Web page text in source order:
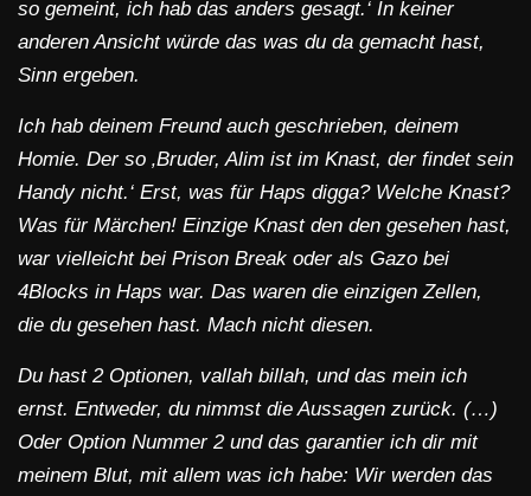
so gemeint, ich hab das anders gesagt.‘ In keiner
anderen Ansicht würde das was du da gemacht hast,
Sinn ergeben.
Ich hab deinem Freund auch geschrieben, deinem
Homie. Der so ‚Bruder, Alim ist im Knast, der findet sein
Handy nicht.‘ Erst, was für Haps digga? Welche Knast?
Was für Märchen! Einzige Knast den den gesehen hast,
war vielleicht bei Prison Break oder als Gazo bei
4Blocks in Haps war. Das waren die einzigen Zellen,
die du gesehen hast. Mach nicht diesen.
Du hast 2 Optionen, vallah billah, und das mein ich
ernst. Entweder, du nimmst die Aussagen zurück. (…)
Oder Option Nummer 2 und das garantier ich dir mit
meinem Blut, mit allem was ich habe: Wir werden das